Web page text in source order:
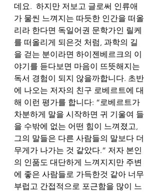
데요.  하지만 저보고 글로써 인류애
가 물씬 느껴지는 따듯한 인간을 떠올
리라 한다면 독일어권 문학가인 릴케
를 떠올리게 되은것 처럼, 과학의 길
을 걷는 분이라면 하이젠베르크의 이
야기를 듣다보면 마음이 뜨뜻해지는
독서 경험이 되지 않을까합니다. 초반
에 나오는 저자의 친구 로베르트에 대
해 이런 평가를 합니다: “로베르트가
차분하게 말을 시작하면 귀 기울여 들
을 수밖에 없는 어떤 힘이 느껴졌고,
그의 말들은 다른 사람들의 말보다 더
무게가 나가는 것 같았다.” 저자 본인
의 인품도 대단하게 느껴지지만 주변
에 좋은 사람들로 가득한것 같아 너무
부럽고 간접적으로 포근함을 많이 느